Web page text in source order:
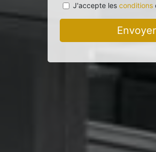
J'accepte les conditions
Envoyer